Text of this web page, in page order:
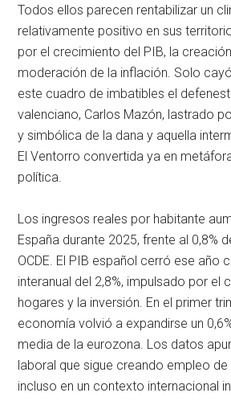
Todos ellos parecen rentabilizar un
relativamente positivo en sus
por el crecimiento del PIB, la
moderación de la inflación. Solo
este cuadro de imbatibles el
valenciano, Carlos Mazón, lastrado
y simbólica de la dana y aquella
El Ventorro convertida ya en
política.
Los ingresos reales por habitante
España durante 2025, frente al 0,8%
OCDE. El PIB español cerró ese año
interanual del 2,8%, impulsado por el
hogares y la inversión. En el primer
economía volvió a expandirse un
media de la eurozona. Los datos
laboral que sigue creando empleo
incluso en un contexto internacional